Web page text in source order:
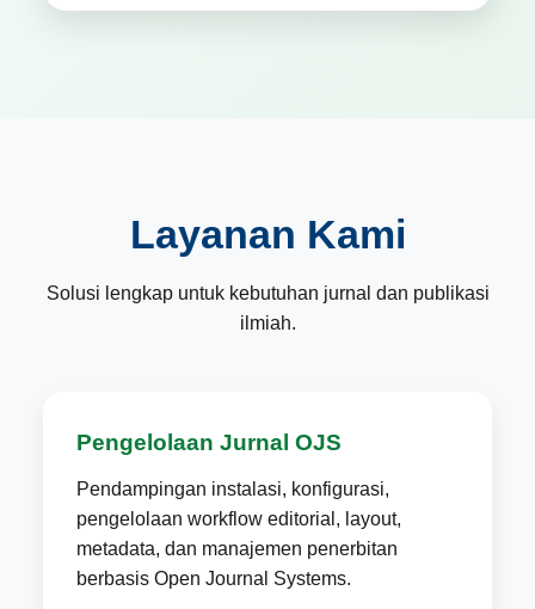
Layanan Kami
Solusi lengkap untuk kebutuhan jurnal dan publikasi
ilmiah.
Pengelolaan Jurnal OJS
Pendampingan instalasi, konfigurasi,
pengelolaan workflow editorial, layout,
metadata, dan manajemen penerbitan
berbasis Open Journal Systems.